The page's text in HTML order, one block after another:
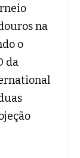
na
o
da